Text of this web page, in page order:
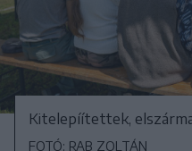
Kitelepíítettek,
FOTÓ: RAB ZOLTÁN